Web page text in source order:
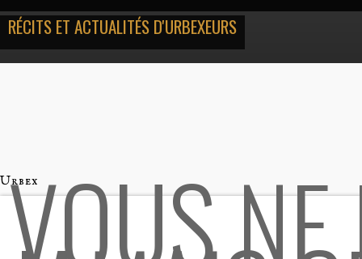
RÉCITS ET ACTUALITÉS D'URBEXEURS
Urbex
VOUS